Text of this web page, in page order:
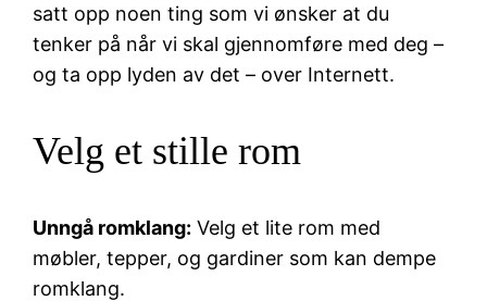
satt opp noen ting som vi ønsker at du
tenker på når vi skal gjennomføre med deg –
og ta opp lyden av det – over Internett.
Velg et stille rom
Unngå romklang: Velg et lite rom med
møbler, tepper, og gardiner som kan dempe
romklang.